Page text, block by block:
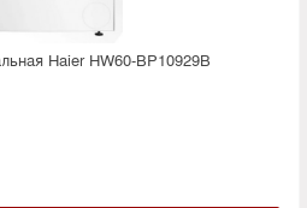
Haier HW60-BP10929B